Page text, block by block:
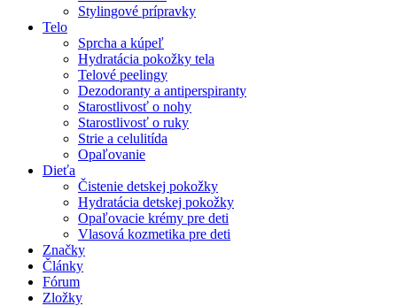
Stylingové prípravky
Telo
Sprcha a kúpeľ
Hydratácia pokožky tela
Telové peelingy
Dezodoranty a antiperspiranty
Starostlivosť o nohy
Starostlivosť o ruky
Strie a celulitída
Opaľovanie
Dieťa
Čistenie detskej pokožky
Hydratácia detskej pokožky
Opaľovacie krémy pre deti
Vlasová kozmetika pre deti
Značky
Články
Fórum
Zložky